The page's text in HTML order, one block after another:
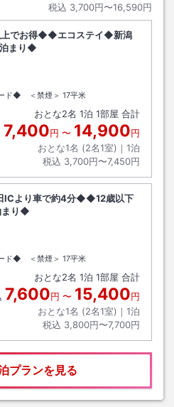
税込 3,700円〜16,590円
上でお得◆◆エコステイ◆新潟
まり◆
ド◆ ＜禁煙＞ 17平米
おとな2名 1泊 1部屋 合計
7,400円 〜 14,900円
おとな1名 (2名1室)｜ 1泊
税込 3,700円〜7,450円
ICより車で約4分◆◆12歳以下
まり◆
ド◆ ＜禁煙＞ 17平米
おとな2名 1泊 1部屋 合計
7,600円 〜 15,400円
おとな1名 (2名1室)｜ 1泊
税込 3,800円〜7,700円
プランを見る